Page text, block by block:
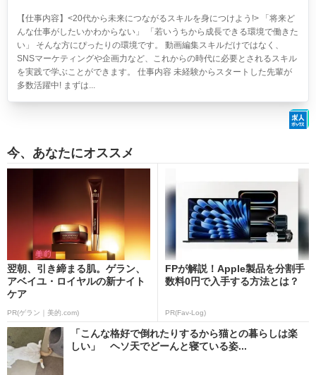
【仕事内容】<20代から未来につながるスキルを身につけよう!> 「将来ど
んな仕事がしたいかわからない」 「若いうちから成長できる環境で働きた
い」 そんな方にぴったりの環境です。 動画編集スキルだけではなく、
SNSマーケティングや企画力など、これからの時代に必要とされるスキル
を実践で学ぶことができます。 仕事内容 未経験からスタートした先輩が
多数活躍中! まずは...
今、あなたにオススメ
翌朝、引き締まる肌。ゲラン、
アベイユ・ロイヤルの新ナイト
ケア
PR(ゲラン｜美的.com)
FPが解説！Apple製品を分割手
数料0円で入手する方法とは？
PR(Fav-Log)
「こんな格好で倒れたりするから猫との暮らしは楽
しい」 ヘソ天でどーんと寝ている姿...